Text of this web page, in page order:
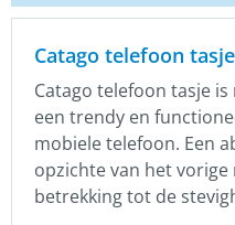
Catago telefoon tasje
Catago telefoon tasje
een trendy en
mobiele telefoon. Een
opzichte van het
betrekking tot de